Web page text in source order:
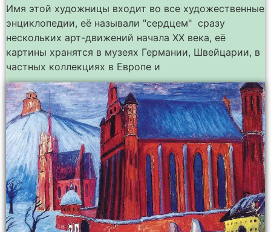
Имя этой художницы входит во все художественные
энциклопедии, её называли "сердцем" сразу
нескольких арт-движений начала ХХ века, её
картины хранятся в музеях Германии, Швейцарии, в
частных коллекциях в Европе и